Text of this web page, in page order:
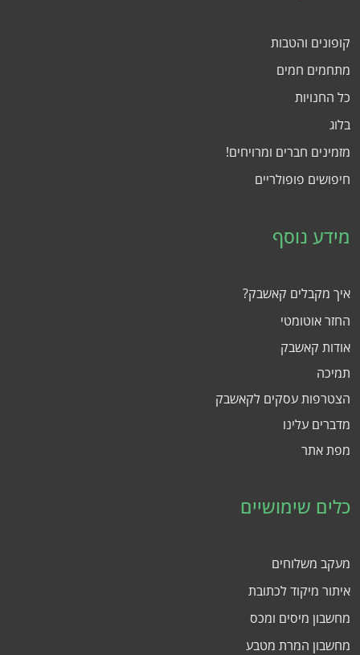
קופונים והטבות
מתחמים חמים
כל החנויות
בלוג
מזמינים חברים ומרויחים!
חיפושים פופולריים
מידע נוסף
איך מקבלים קאשבק?
החזר אוטומטי
אודות קאשבק
תמיכה
הצטרפות עסקים לקאשבק
מדברים עלינו
מפת אתר
כלים שימושיים
מעקב משלוחים
איתור מיקוד לכתובת
מחשבון מיסים ומכס
מחשבון המרת מטבע